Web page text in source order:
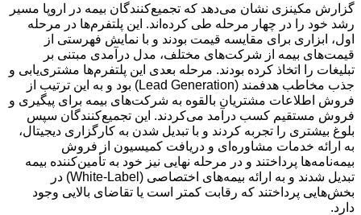
گزارش مکینزی نشان می‌دهد که تجمیع‌کنندگان بیمه در اروپا مسیر
رشد خود را در چهار مرحله طی کرده‌اند. این پلتفرم‌ها در مرحله
اول، ابزاری برای مقایسه قیمت بودند و با نمایش فهرستی از
قیمت‌های بیمه از شرکت‌های مختلف، مدل درآمدی مبتنی بر
تبلیغات را اتخاذ کرده بودند. مرحله بعدی این پلتفرم‌ها مشتری‌یابی و
جذب مخاطب هدفمند (Lead Generation) بود و به این ترتیب از
فروش اطلاعات مشتریان بالقوه به شرکت‌های بیمه برای پیگیری و
فروش مستقیم کسب درآمد می‌کردند. این تجمیع‌کنندگان سپس
بلوغ بیشتری را تجربه کردند و با تبدیل شدن به کارگزاری دیجیتال،
به ارائه خدمات مشاوره‌ای و دریافت کمیسیون از فروش
بیمه‌نامه‌ها پرداختند و در مرحله نهایی نیز خود به تأمین‌کننده بیمه
تبدیل شدند و به ارائه بیمه‌های اختصاصی (White-Label) در
بخش‌هایی پرداختند که رقابت کمتر است یا تقاضای بالایی وجود
دارد.